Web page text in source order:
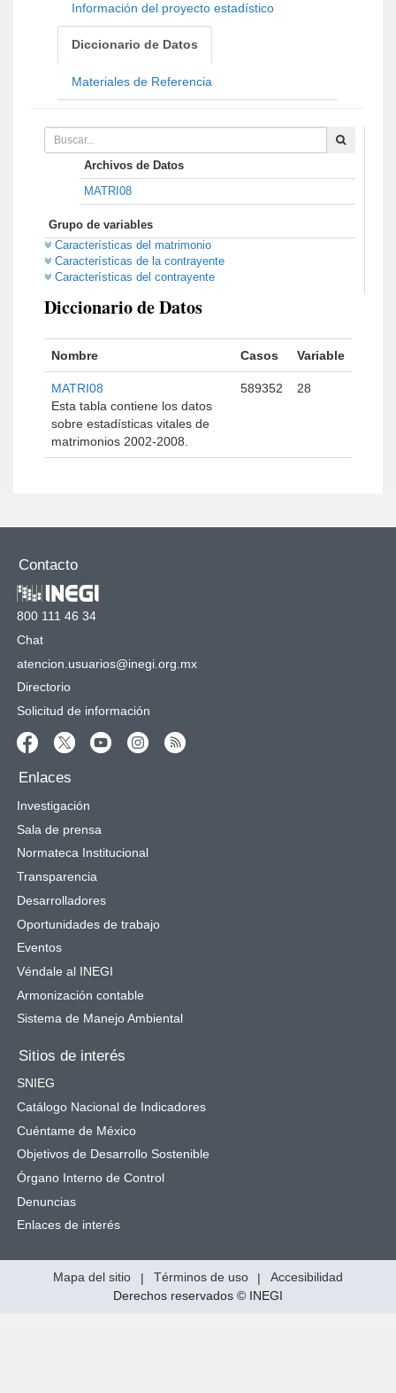
Información del proyecto estadístico
Diccionario de Datos
Materiales de Referencia
Archivos de Datos
MATRI08
Grupo de variables
Características del matrimonio
Características de la contrayente
Características del contrayente
Diccionario de Datos
Nombre Casos Variable
MATRI08
Esta tabla contiene los datos
sobre estadísticas vitales de
matrimonios 2002-2008.
589352 28
Contacto
800 111 46 34
Chat
atencion.usuarios@inegi.org.mx
Directorio
Solicitud de información
Enlaces
Investigación
Sala de prensa
Normateca Institucional
Transparencia
Desarrolladores
Oportunidades de trabajo
Eventos
Véndale al INEGI
Armonización contable
Sistema de Manejo Ambiental
Sitios de interés
SNIEG
Catálogo Nacional de Indicadores
Cuéntame de México
Objetivos de Desarrollo Sostenible
Órgano Interno de Control
Denuncias
Enlaces de interés
Mapa del sitio | Términos de uso |
Accesibilidad
Derechos reservados © INEGI